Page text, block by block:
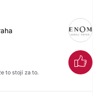
to stojí za to.